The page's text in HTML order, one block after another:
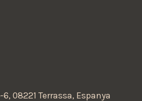
08221 Terrassa, Espanya